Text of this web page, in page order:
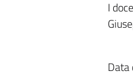
I